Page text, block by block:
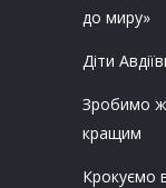
до миру»
Діти
Зробимо
кращим
Крокуємо